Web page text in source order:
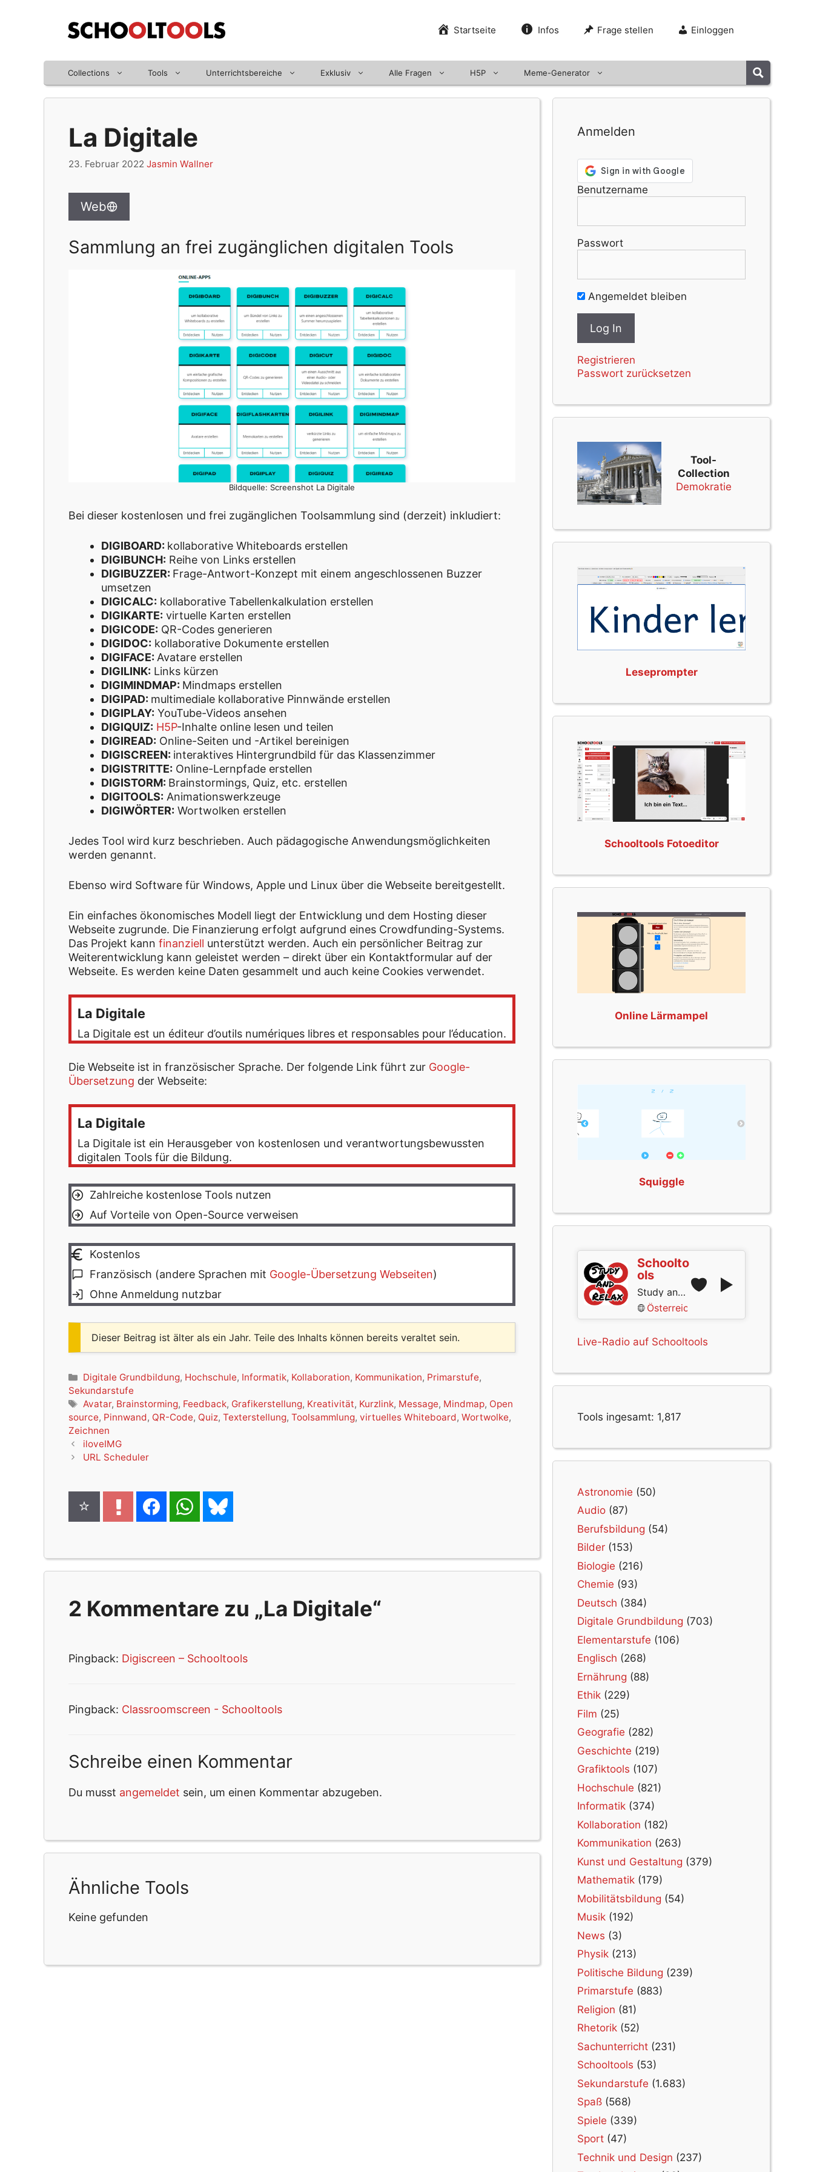
Startseite Infos Frage stellen Einloggen
Collections Tools Unterrichtsbereiche Exklusiv Alle Fragen H5P Meme-Generator
La Digitale
23. Februar 2022 Jasmin Wallner
Web
Sammlung an frei zugänglichen digitalen Tools
Bildquelle: Screenshot La Digitale
Bei dieser kostenlosen und frei zugänglichen Toolsammlung sind (derzeit) inkludiert:
DIGIBOARD: kollaborative Whiteboards erstellen
DIGIBUNCH: Reihe von Links erstellen
DIGIBUZZER: Frage-Antwort-Konzept mit einem angeschlossenen Buzzer
umsetzen
DIGICALC: kollaborative Tabellenkalkulation erstellen
DIGIKARTE: virtuelle Karten erstellen
DIGICODE: QR-Codes generieren
DIGIDOC: kollaborative Dokumente erstellen
DIGIFACE: Avatare erstellen
DIGILINK: Links kürzen
DIGIMINDMAP: Mindmaps erstellen
DIGIPAD: multimediale kollaborative Pinnwände erstellen
DIGIPLAY: YouTube-Videos ansehen
DIGIQUIZ: H5P-Inhalte online lesen und teilen
DIGIREAD: Online-Seiten und -Artikel bereinigen
DIGISCREEN: interaktives Hintergrundbild für das Klassenzimmer
DIGISTRITTE: Online-Lernpfade erstellen
DIGISTORM: Brainstormings, Quiz, etc. erstellen
DIGITOOLS: Animationswerkzeuge
DIGIWÖRTER: Wortwolken erstellen
Jedes Tool wird kurz beschrieben. Auch pädagogische Anwendungsmöglichkeiten
werden genannt.
Ebenso wird Software für Windows, Apple und Linux über die Webseite bereitgestellt.
Ein einfaches ökonomisches Modell liegt der Entwicklung und dem Hosting dieser
Webseite zugrunde. Die Finanzierung erfolgt aufgrund eines Crowdfunding-Systems.
Das Projekt kann finanziell unterstützt werden. Auch ein persönlicher Beitrag zur
Weiterentwicklung kann geleistet werden – direkt über ein Kontaktformular auf der
Webseite. Es werden keine Daten gesammelt und auch keine Cookies verwendet.
La Digitale
La Digitale est un éditeur d’outils numériques libres et responsables pour l’éducation.
Die Webseite ist in französischer Sprache. Der folgende Link führt zur Google-
Übersetzung der Webseite:
La Digitale
La Digitale ist ein Herausgeber von kostenlosen und verantwortungsbewussten
digitalen Tools für die Bildung.
Zahlreiche kostenlose Tools nutzen
Auf Vorteile von Open-Source verweisen
Kostenlos
Französisch (andere Sprachen mit Google-Übersetzung Webseiten)
Ohne Anmeldung nutzbar
Dieser Beitrag ist älter als ein Jahr. Teile des Inhalts können bereits veraltet sein.
Kategorien
Digitale Grundbildung, Hochschule, Informatik, Kollaboration, Kommunikation, Primarstufe,
Sekundarstufe
Schlagwörter
Avatar, Brainstorming, Feedback, Grafikerstellung, Kreativität, Kurzlink, Message, Mindmap, Open
source, Pinnwand, QR-Code, Quiz, Texterstellung, Toolsammlung, virtuelles Whiteboard, Wortwolke,
Zeichnen
iloveIMG
URL Scheduler
2 Kommentare zu „La Digitale“
Pingback: Digiscreen – Schooltools
Pingback: Classroomscreen - Schooltools
Schreibe einen Kommentar
Du musst angemeldet sein, um einen Kommentar abzugeben.
Ähnliche Tools
Keine gefunden
Anmelden
Benutzername
Passwort
Angemeldet bleiben
Registrieren
Passwort zurücksetzen
Tool-
Collection
Demokratie
Leseprompter
Schooltools Fotoeditor
Online Lärmampel
Squiggle
Schoolto
ols
Study and Relax
Österreich
Live-Radio auf Schooltools
Tools ingesamt: 1,817
Astronomie (50)
Audio (87)
Berufsbildung (54)
Bilder (153)
Biologie (216)
Chemie (93)
Deutsch (384)
Digitale Grundbildung (703)
Elementarstufe (106)
Englisch (268)
Ernährung (88)
Ethik (229)
Film (25)
Geografie (282)
Geschichte (219)
Grafiktools (107)
Hochschule (821)
Informatik (374)
Kollaboration (182)
Kommunikation (263)
Kunst und Gestaltung (379)
Mathematik (179)
Mobilitätsbildung (54)
Musik (192)
News (3)
Physik (213)
Politische Bildung (239)
Primarstufe (883)
Religion (81)
Rhetorik (52)
Sachunterricht (231)
Schooltools (53)
Sekundarstufe (1.683)
Spaß (568)
Spiele (339)
Sport (47)
Technik und Design (237)